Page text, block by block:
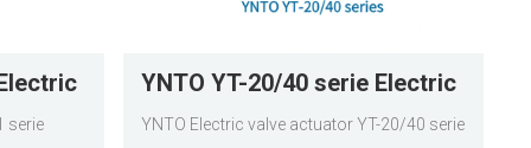
serie
YNTO YT-20/40 serie Electric
valve actuator
YNTO Electric valve actuator YT-20/40 serie